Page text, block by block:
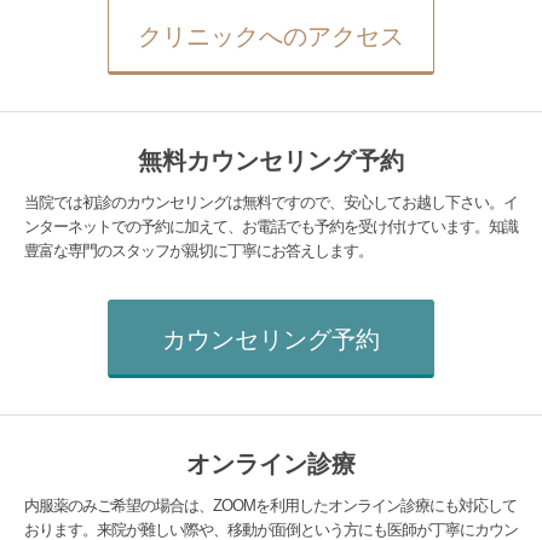
クリニックへのアクセス
無料カウンセリング予約
当院では初診のカウンセリングは無料ですので、安心してお越し下さい。イ
ンターネットでの予約に加えて、お電話でも予約を受け付けています。知識
豊富な専門のスタッフが親切に丁寧にお答えします。
カウンセリング予約
オンライン診療
内服薬のみご希望の場合は、ZOOMを利用したオンライン診療にも対応して
おります。来院が難しい際や、移動が面倒という方にも医師が丁寧にカウン